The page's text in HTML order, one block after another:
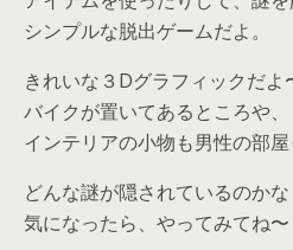
シンプルな脱出ゲームだよ。
きれいな３Dグラフィックだよ
バイクが置いてあるところや、
インテリアの小物も男性の部屋
どんな謎が隠されているのかな
気になったら、やってみてね〜